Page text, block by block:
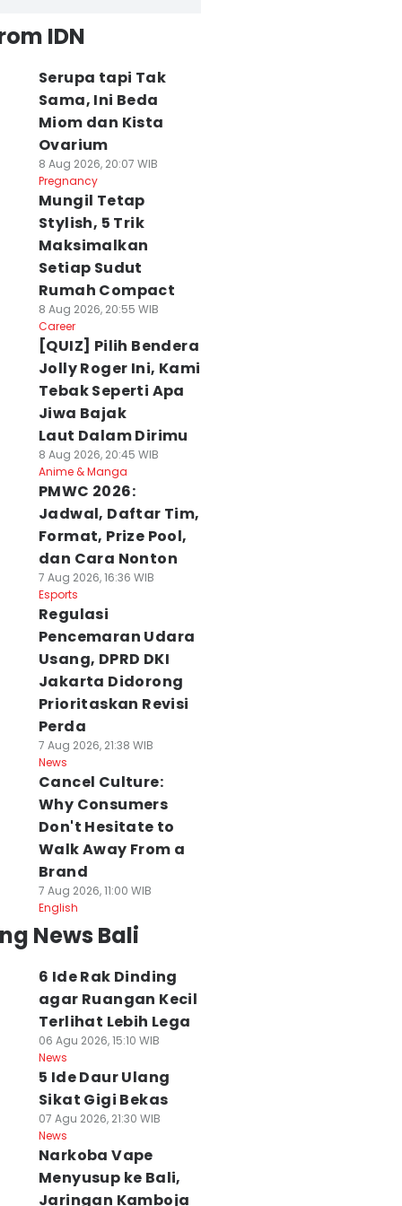
IDN
Serupa tapi Tak
Sama, Ini Beda
Miom dan Kista
Ovarium
8 Aug 2026, 20:07 WIB
Pregnancy
Mungil Tetap
Stylish, 5 Trik
Maksimalkan
Setiap Sudut
Rumah Compact
8 Aug 2026, 20:55 WIB
Career
[QUIZ] Pilih Bendera
Jolly Roger Ini, Kami
Tebak Seperti Apa
Jiwa Bajak
Laut Dalam Dirimu
8 Aug 2026, 20:45 WIB
Anime & Manga
PMWC 2026:
Jadwal, Daftar Tim,
Format, Prize Pool,
dan Cara Nonton
7 Aug 2026, 16:36 WIB
Esports
Regulasi
Pencemaran Udara
Usang, DPRD DKI
Jakarta Didorong
Prioritaskan Revisi
Perda
7 Aug 2026, 21:38 WIB
News
Cancel Culture:
Why Consumers
Don't Hesitate to
Walk Away From a
Brand
7 Aug 2026, 11:00 WIB
English
News Bali
6 Ide Rak Dinding
agar Ruangan Kecil
Terlihat Lebih Lega
06 Agu 2026, 15:10 WIB
News
5 Ide Daur Ulang
Sikat Gigi Bekas
07 Agu 2026, 21:30 WIB
News
Narkoba Vape
Menyusup ke Bali,
Jaringan Kamboja